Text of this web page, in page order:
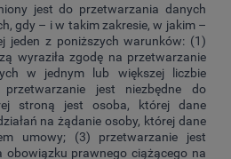
jest do przetwarzania danych
gdy – i w takim zakresie, w jakim –
jeden z poniższych warunków: (1)
wyraziła zgodę na przetwarzanie
w jednym lub większej liczbie
jest niezbędne do
stroną jest osoba, której dane
na żądanie osoby, której dane
umowy; (3) przetwarzanie jest
obowiązku prawnego ciążącego na